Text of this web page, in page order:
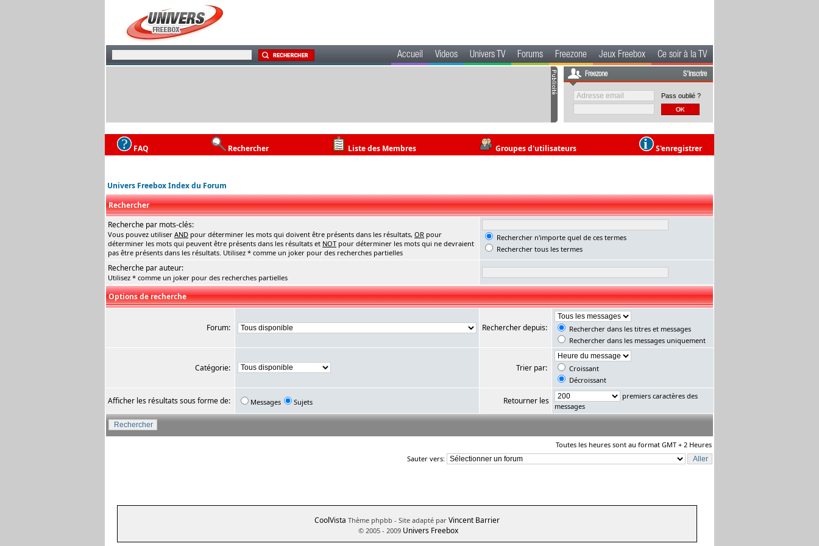
Accueil Videos Univers TV Forums Freezone Jeux Freebox Ce soir à la TV
Freezone S'inscrire
Pass oublié ?
FAQ Rechercher Liste des Membres Groupes d'utilisateurs S'enregistrer
Univers Freebox Index du Forum
Rechercher
Recherche par mots-clés:
Vous pouvez utiliser AND pour déterminer les mots qui doivent être présents dans les résultats, OR pour
déterminer les mots qui peuvent être présents dans les résultats et NOT pour déterminer les mots qui ne devraient
pas être présents dans les résultats. Utilisez * comme un joker pour des recherches partielles
Rechercher n'importe quel de ces termes
Rechercher tous les termes
Recherche par auteur:
Utilisez * comme un joker pour des recherches partielles
Options de recherche
Forum: Rechercher depuis:
Rechercher dans les titres et messages
Rechercher dans les messages uniquement
Catégorie: Trier par:
Croissant
Décroissant
Afficher les résultats sous forme de: Messages Sujets Retourner les
premiers caractères des
messages
Toutes les heures sont au format GMT + 2 Heures
Sauter vers:
CoolVista Thème phpbb - Site adapté par Vincent Barrier
© 2005 - 2009 Univers Freebox